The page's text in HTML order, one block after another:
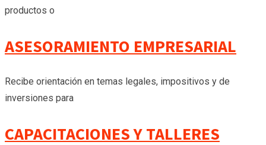
productos o
ASESORAMIENTO EMPRESARIAL
Recibe orientación en temas legales, impositivos y de
inversiones para
CAPACITACIONES Y TALLERES